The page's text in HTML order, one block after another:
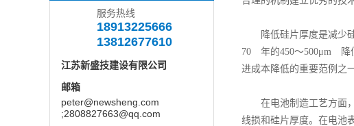
降低硅片厚度是减少硅
70 年的450～500μm 降
进成本降低的重要范例之一
在电池制造工艺方面，
线损和硅片厚度。在电池
服务热线
18913225666
13812677610
江苏新盛技建设有限公司
邮箱
peter@newsheng.com
;2808827663@qq.com